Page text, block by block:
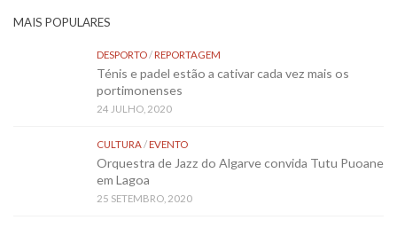
MAIS POPULARES
DESPORTO/REPORTAGEM
Ténis e padel estão a cativar cada vez mais os
portimonenses
24 JULHO, 2020
CULTURA/EVENTO
Orquestra de Jazz do Algarve convida Tutu Puoane
em Lagoa
25 SETEMBRO, 2020